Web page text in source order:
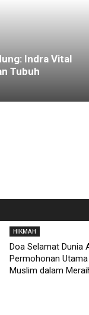
Indra Vital
Tubuh
HIKMAH
Doa Selamat Dunia
Permohonan
Muslim dalam